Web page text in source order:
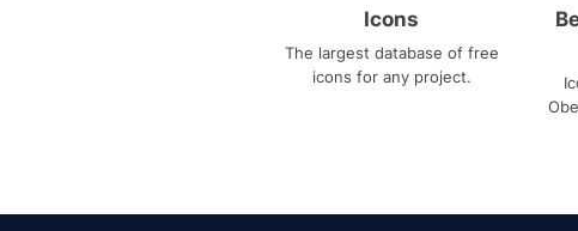
Icons
The largest database of free
icons for any project.